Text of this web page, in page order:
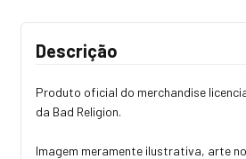
Descrição
Produto oficial do merchandise
da Bad Religion.
Imagem meramente ilustrativa, arte